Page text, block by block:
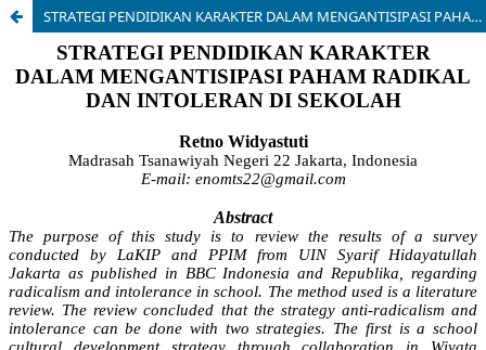
STRATEGI PENDIDIKAN KARAKTER DALAM MENGANTISIPASI PAHAM RADIKAL DAN INTOLERAN DI SEKOLAH